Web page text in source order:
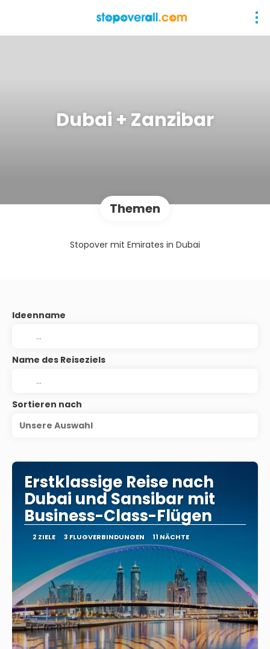
Dubai + Zanzibar
Themen
Stopover mit Emirates in Dubai
Ideenname
Name des Reiseziels
Sortieren nach
Unsere Auswahl
Erstklassige Reise nach
Dubai und Sansibar mit
Business-Class-Flügen
2 ZIELE 3 FLUGVERBINDUNGEN 11 NÄCHTE